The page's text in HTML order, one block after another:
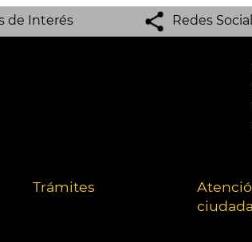
de Interés Redes
Trámites